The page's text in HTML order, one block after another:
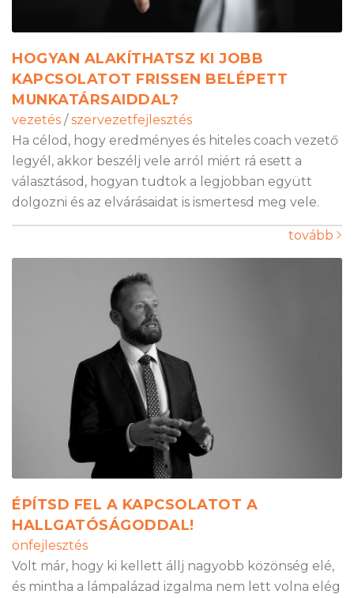
HOGYAN ALAKÍTHATSZ KI JOBB
KAPCSOLATOT FRISSEN BELÉPETT
MUNKATÁRSAIDDAL?
vezetés / szervezetfejlesztés
Ha célod, hogy eredményes és hiteles coach vezető
legyél, akkor beszélj vele arról miért rá esett a
választásod, hogyan tudtok a legjobban együtt
dolgozni és az elvárásaidat is ismertesd meg vele.
tovább
ÉPÍTSD FEL A KAPCSOLATOT A
HALLGATÓSÁGODDAL!
önfejlesztés
Volt már, hogy ki kellett állj nagyobb közönség elé,
és mintha a lámpalázad izgalma nem lett volna elég